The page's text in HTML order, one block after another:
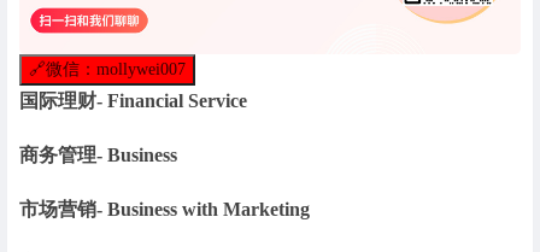
🔗微信：mollywei007
国际理财- Financial Service
商务管理- Business
市场营销- Business with Marketing